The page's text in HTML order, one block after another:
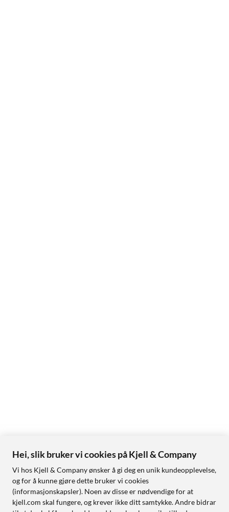
Hei, slik bruker vi cookies på Kjell & Company
Vi hos Kjell & Company ønsker å gi deg en unik kundeopplevelse,
og for å kunne gjøre dette bruker vi cookies
(informasjonskapsler). Noen av disse er nødvendige for at
kjell.com skal fungere, og krever ikke ditt samtykke. Andre bidrar